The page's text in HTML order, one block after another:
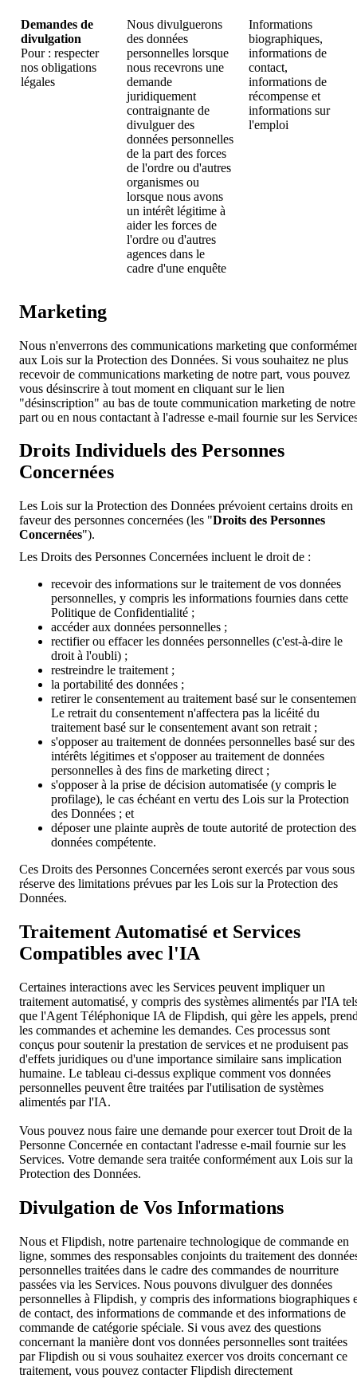
Demandes de
divulgation
Pour : respecter
nos obligations
légales
Nous divulguerons
des données
personnelles lorsque
nous recevrons une
demande
juridiquement
contraignante de
divulguer des
données personnelles
de la part des forces
de l'ordre ou d'autres
organismes ou
lorsque nous avons
un intérêt légitime à
aider les forces de
l'ordre ou d'autres
agences dans le
cadre d'une enquête
Informations
biographiques,
informations de
contact,
informations de
récompense et
informations sur
l'emploi
Marketing
Nous n'enverrons des communications marketing que
aux Lois sur la Protection des Données. Si vous souhaitez ne plus
recevoir de communications marketing de notre part, vous pouvez
vous désinscrire à tout moment en cliquant sur le lien
"désinscription" au bas de toute communication marketing de notre
part ou en nous contactant à l'adresse e-mail fournie sur les
Droits Individuels des Personnes
Concernées
Les Lois sur la Protection des Données prévoient certains droits en
faveur des personnes concernées (les "Droits des Personnes
Concernées").
Les Droits des Personnes Concernées incluent le droit de :
recevoir des informations sur le traitement de vos données
personnelles, y compris les informations fournies dans cette
Politique de Confidentialité ;
accéder aux données personnelles ;
rectifier ou effacer les données personnelles (c'est-à-dire le
droit à l'oubli) ;
restreindre le traitement ;
la portabilité des données ;
retirer le consentement au traitement basé sur le
Le retrait du consentement n'affectera pas la licéité du
traitement basé sur le consentement avant son retrait ;
s'opposer au traitement de données personnelles basé sur des
intérêts légitimes et s'opposer au traitement de données
personnelles à des fins de marketing direct ;
s'opposer à la prise de décision automatisée (y compris le
profilage), le cas échéant en vertu des Lois sur la Protection
des Données ; et
déposer une plainte auprès de toute autorité de protection des
données compétente.
Ces Droits des Personnes Concernées seront exercés par vous sous
réserve des limitations prévues par les Lois sur la Protection des
Données.
Traitement Automatisé et Services
Compatibles avec l'IA
Certaines interactions avec les Services peuvent impliquer un
traitement automatisé, y compris des systèmes alimentés par l'IA
que l'Agent Téléphonique IA de Flipdish, qui gère les appels,
les commandes et achemine les demandes. Ces processus sont
conçus pour soutenir la prestation de services et ne produisent pas
d'effets juridiques ou d'une importance similaire sans implication
humaine. Le tableau ci-dessus explique comment vos données
personnelles peuvent être traitées par l'utilisation de systèmes
alimentés par l'IA.
Vous pouvez nous faire une demande pour exercer tout Droit de la
Personne Concernée en contactant l'adresse e-mail fournie sur les
Services. Votre demande sera traitée conformément aux Lois sur la
Protection des Données.
Divulgation de Vos Informations
Nous et Flipdish, notre partenaire technologique de commande en
ligne, sommes des responsables conjoints du traitement des
personnelles traitées dans le cadre des commandes de nourriture
passées via les Services. Nous pouvons divulguer des données
personnelles à Flipdish, y compris des informations biographiques
de contact, des informations de commande et des informations de
commande de catégorie spéciale. Si vous avez des questions
concernant la manière dont vos données personnelles sont traitées
par Flipdish ou si vous souhaitez exercer vos droits concernant ce
traitement, vous pouvez contacter Flipdish directement